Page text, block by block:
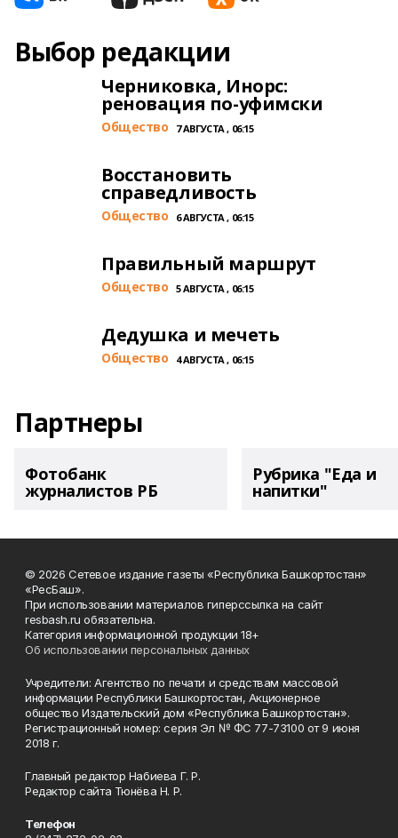
Выбор редакции
Черниковка, Инорс:
реновация по-уфимски
Общество 7 АВГУСТА , 06:15
Восстановить
справедливость
Общество 6 АВГУСТА , 06:15
Правильный маршрут
Общество 5 АВГУСТА , 06:15
Дедушка и мечеть
Общество 4 АВГУСТА , 06:15
Партнеры
Фотобанк
журналистов РБ
Рубрика "Еда и
напитки"
© 2026 Сетевое издание газеты «Республика Башкортостан»
«РесБаш».
При использовании материалов гиперссылка на сайт
resbash.ru обязательна.
Категория информационной продукции 18+
Об использовании персональных данных
Учредители: Агентство по печати и средствам массовой
информации Республики Башкортостан, Акционерное
общество Издательский дом «Республика Башкортостан».
Регистрационный номер: серия Эл № ФС 77-73100 от 9 июня
2018 г.
Главный редактор Набиева Г. Р.
Редактор сайта Тюнёва Н. Р.
Телефон